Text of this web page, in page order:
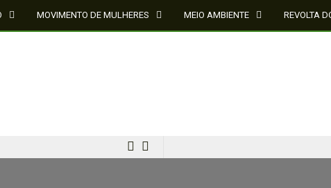
MOVIMENTO DE MULHERES MEIO AMBIENTE REVOLTA